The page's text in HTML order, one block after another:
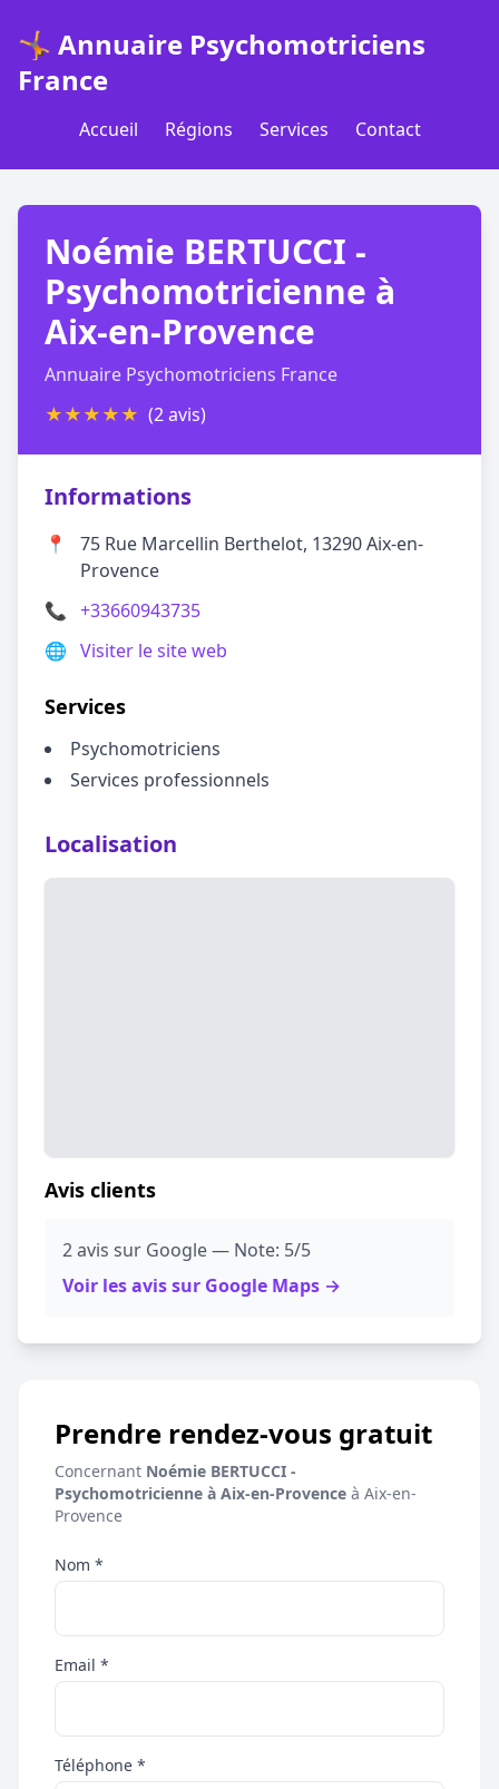
🤸 Annuaire Psychomotriciens
France
Accueil Régions Services Contact
Noémie BERTUCCI -
Psychomotricienne à
Aix-en-Provence
Annuaire Psychomotriciens France
★★★★★ (2 avis)
Informations
📍
75 Rue Marcellin Berthelot, 13290 Aix-en-
Provence
📞 +33660943735
🌐 Visiter le site web
Services
Psychomotriciens
Services professionnels
Localisation
Avis clients
2 avis sur Google — Note: 5/5
Voir les avis sur Google Maps →
Prendre rendez-vous gratuit
Concernant Noémie BERTUCCI -
Psychomotricienne à Aix-en-Provence à Aix-en-
Provence
Nom *
Email *
Téléphone *